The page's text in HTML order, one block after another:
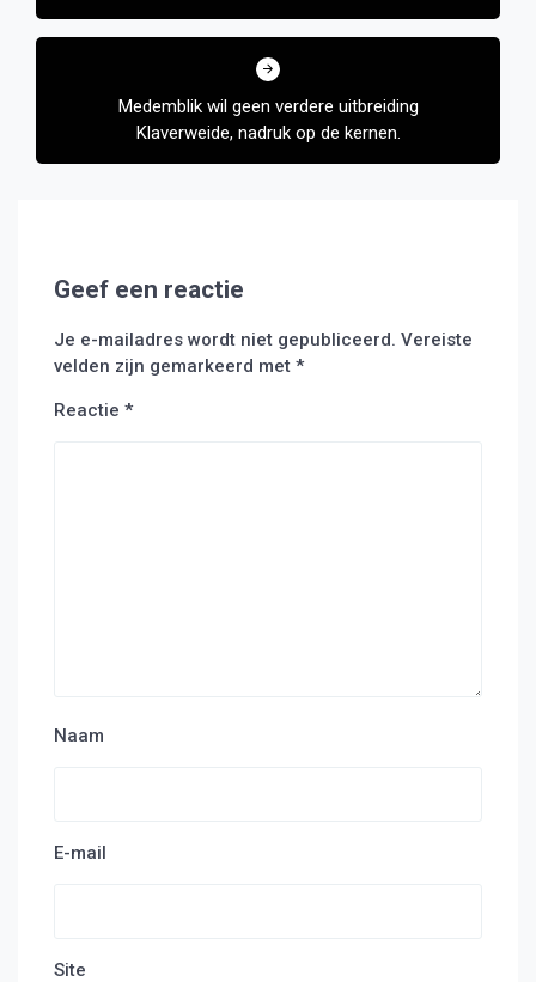
Medemblik wil geen verdere uitbreiding
Klaverweide, nadruk op de kernen.
Geef een reactie
Je e-mailadres wordt niet gepubliceerd. Vereiste
velden zijn gemarkeerd met *
Reactie *
Naam
E-mail
Site